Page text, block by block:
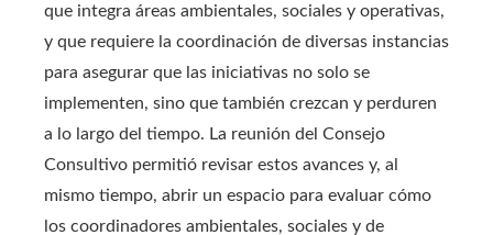
que integra áreas ambientales, sociales y operativas,
y que requiere la coordinación de diversas instancias
para asegurar que las iniciativas no solo se
implementen, sino que también crezcan y perduren
a lo largo del tiempo. La reunión del Consejo
Consultivo permitió revisar estos avances y, al
mismo tiempo, abrir un espacio para evaluar cómo
los coordinadores ambientales, sociales y de